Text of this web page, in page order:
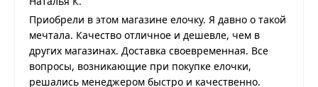
Приобрели в этом магазине елочку. Я давно о такой
мечтала. Качество отличное и дешевле, чем в
других магазинах. Доставка своевременная. Все
вопросы, возникающие при покупке елочки,
решались менеджером быстро и качественно.